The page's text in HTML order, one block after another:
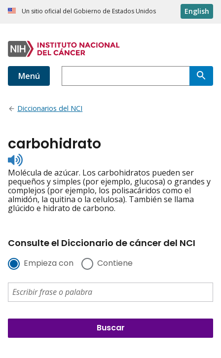
Un sitio oficial del Gobierno de Estados Unidos English
Menú
Diccionarios del NCI
carbohidrato
Listen
to
pronunciation
Molécula de azúcar. Los carbohidratos pueden ser
pequeños y simples (por ejemplo, glucosa) o grandes y
complejos (por ejemplo, los polisacáridos como el
almidón, la quitina o la celulosa). También se llama
glúcido e hidrato de carbono.
Consulte el Diccionario de cáncer del NCI
Empieza con Contiene